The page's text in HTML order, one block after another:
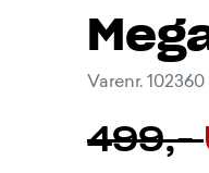
Varenr. 102360
499,-